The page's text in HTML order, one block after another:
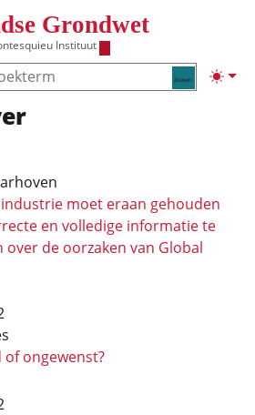
Grondwet
Instituut
Zoeken
moet eraan gehouden
en volledige informatie te
over de oorzaken van Global
ongewenst?